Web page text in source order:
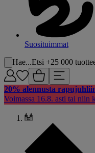
Suosituimmat
Hae...Etsi +25 000
20% alennusta
Voimassa 16.8. asti tai niin